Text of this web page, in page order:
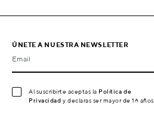
ÚNETE A NUESTRA NEWSLETTER
Email
Al suscribirte aceptas la Política de
Privacidad y declaras ser mayor de 16 años.